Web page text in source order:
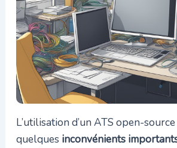
L’utilisation d’un ATS open-
quelques inconvénients